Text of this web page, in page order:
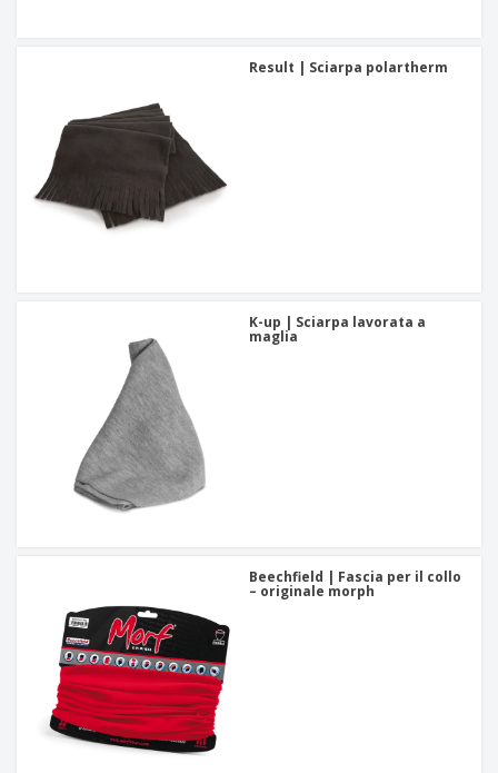
Result | Sciarpa polartherm
K-up | Sciarpa lavorata a
maglia
Beechfield | Fascia per il collo
– originale morph